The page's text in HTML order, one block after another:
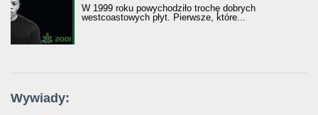
W 1999 roku powychodziło trochę dobrych
westcoastowych płyt. Pierwsze, które...
Wywiady: